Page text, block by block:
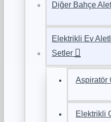
Diğer Bahçe
Elektrikli Ev
Setler
Aspiratör
Elektrikli